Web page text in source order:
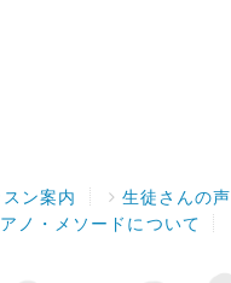
ン案内 生徒さんの声
ノ・メソードについて